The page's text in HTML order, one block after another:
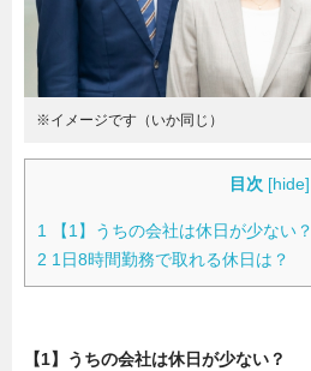
※イメージです（いか同じ）
目次 [hide]
1 【1】うちの会社は休日が少ない？
2 1日8時間勤務で取れる休日は？
【1】うちの会社は休日が少ない？